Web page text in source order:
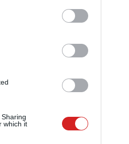
which it
GS HÍREK